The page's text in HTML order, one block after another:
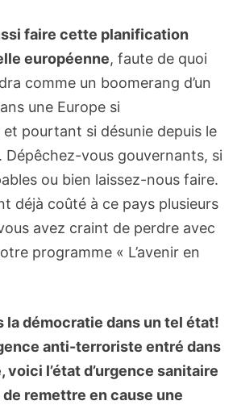
faire cette planification
européenne, faute de quoi
comme un boomerang d’un
une Europe si
pourtant si désunie depuis le
Dépêchez-vous gouvernants, si
ou bien laissez-nous faire.
déjà coûté à ce pays plusieurs
avez craint de perdre avec
programme « L’avenir en
la démocratie dans un tel état!
anti-terroriste entré dans
voici l’état d’urgence sanitaire
remettre en cause une